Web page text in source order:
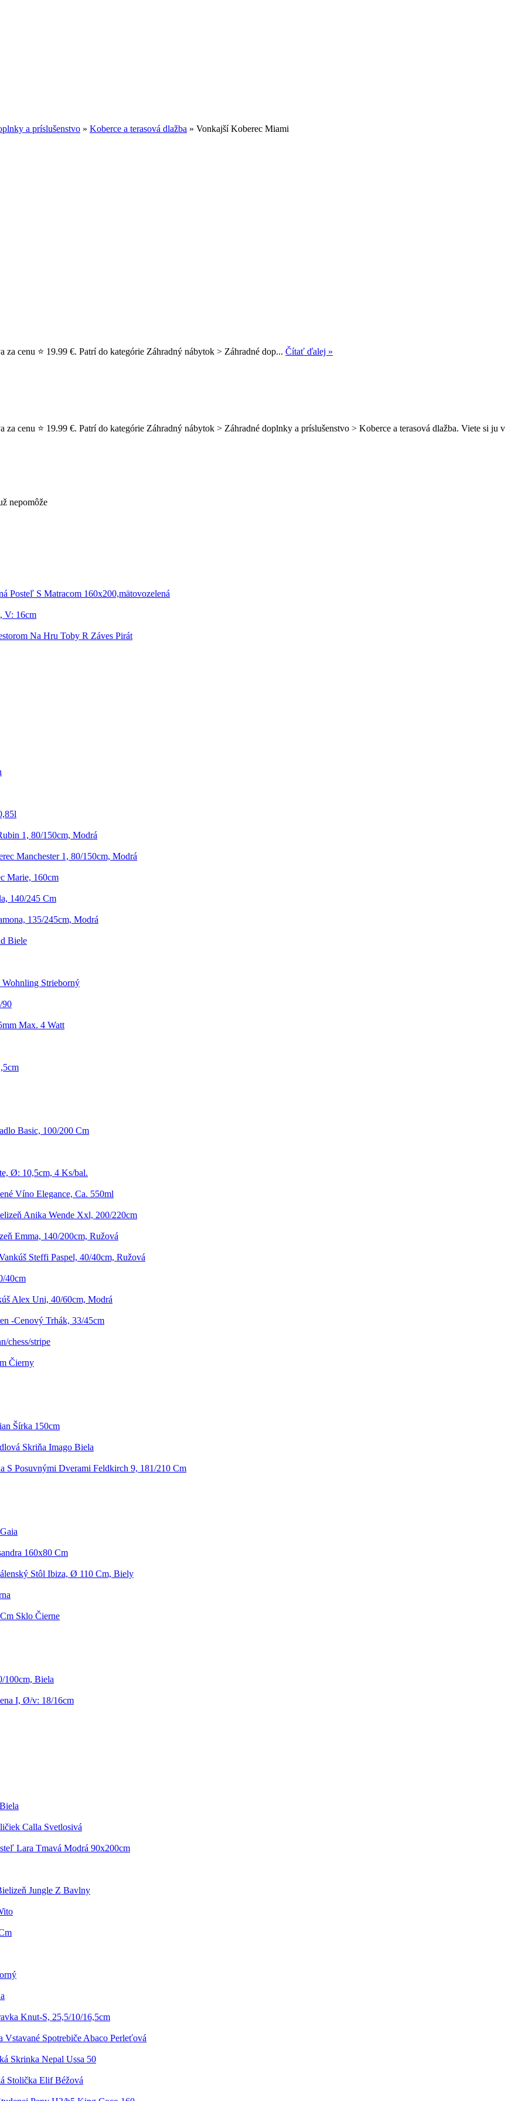
a príslušenstvo » Koberce a terasová dlažba » Vonkajší Koberec Miami
cenu ⭐ 19.99 €. Patrí do kategórie Záhradný nábytok > Záhradné dop... Čítať ďalej »
cenu ⭐ 19.99 €. Patrí do kategórie Záhradný nábytok > Záhradné doplnky a príslušenstvo > Koberce a terasová dlažba. Viete si ju v
nepomôže
Posteľ S Matracom 160x200,mätovozelená
V: 16cm
Na Hru Toby R Záves Pirát
1, 80/150cm, Modrá
Manchester 1, 80/150cm, Modrá
Marie, 160cm
140/245 Cm
135/245cm, Modrá
Biele
Strieborný
90
Max. 4 Watt
Basic, 100/200 Cm
Ø: 10,5cm, 4 Ks/bal.
Víno Elegance, Ca. 550ml
Anika Wende Xxl, 200/220cm
Emma, 140/200cm, Ružová
Steffi Paspel, 40/40cm, Ružová
40cm
Alex Uni, 40/60cm, Modrá
-Cenový Trhák, 33/45cm
chess/stripe
Čierny
Šírka 150cm
Skriňa Imago Biela
S Posuvnými Dverami Feldkirch 9, 181/210 Cm
160x80 Cm
Stôl Ibiza, Ø 110 Cm, Biely
Sklo Čierne
100cm, Biela
I, Ø/v: 18/16cm
Calla Svetlosivá
Lara Tmavá Modrá 90x200cm
Jungle Z Bavlny
Knut-S, 25,5/10/16,5cm
Vstavané Spotrebiče Abaco Perleťová
Skrinka Nepal Ussa 50
Stolička Elif Béžová